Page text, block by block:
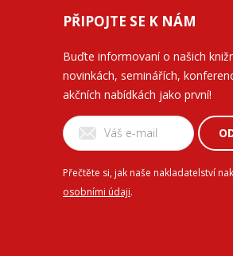
PŘIPOJTE SE K NÁM
Buďte informovaní o našich
novinkách, seminářích,
akčních nabídkách jako první!
Přečtěte si, jak naše nakladatelství
osobními údaji.